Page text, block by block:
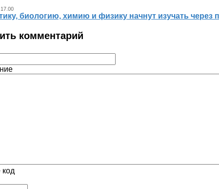
биологию, химию и физику начнут изучать через
комментарий
код